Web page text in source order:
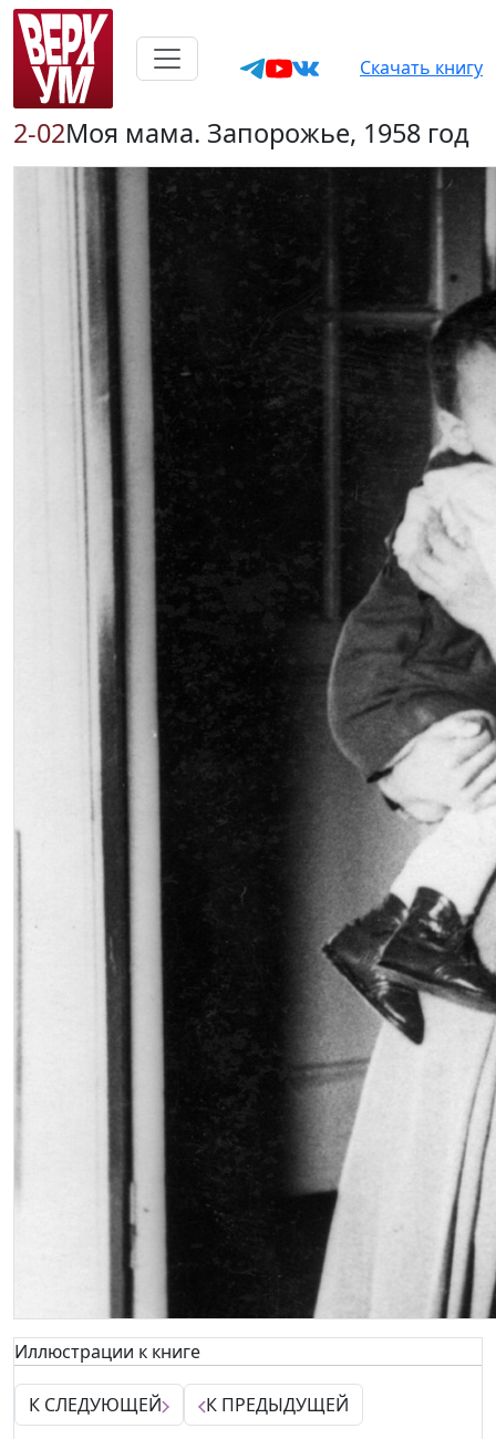
Скачать книгу
2-02Моя мама. Запорожье, 1958 год
Иллюстрации к книге
К СЛЕДУЮЩЕЙ
К ПРЕДЫДУЩЕЙ